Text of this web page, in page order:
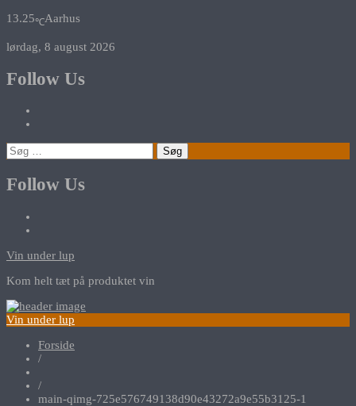
13.25℃Aarhus
lørdag, 8 august 2026
Follow Us
Søg
efter:
Follow Us
Vin under lup
Kom helt tæt på produktet vin
Vin under lup
Forside
/
/
main-qimg-725e576749138d90e43272a9e55b3125-1